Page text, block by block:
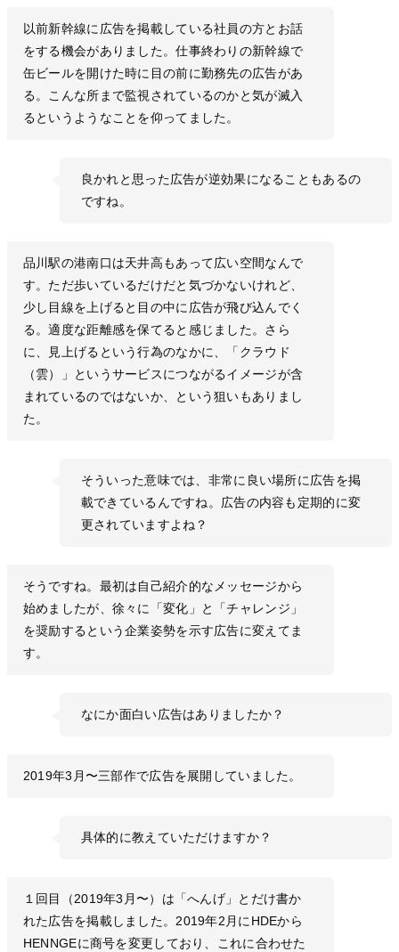
以前新幹線に広告を掲載している社員の方とお話
をする機会がありました。仕事終わりの新幹線で
缶ビールを開けた時に目の前に勤務先の広告があ
る。こんな所まで監視されているのかと気が滅入
るというようなことを仰ってました。
良かれと思った広告が逆効果になることもあるの
ですね。
品川駅の港南口は天井高もあって広い空間なんで
す。ただ歩いているだけだと気づかないけれど、
少し目線を上げると目の中に広告が飛び込んでく
る。適度な距離感を保てると感じました。さら
に、見上げるという行為のなかに、「クラウド
（雲）」というサービスにつながるイメージが含
まれているのではないか、という狙いもありまし
た。
そういった意味では、非常に良い場所に広告を掲
載できているんですね。広告の内容も定期的に変
更されていますよね？
そうですね。最初は自己紹介的なメッセージから
始めましたが、徐々に「変化」と「チャレンジ」
を奨励するという企業姿勢を示す広告に変えてま
す。
なにか面白い広告はありましたか？
2019年3月〜三部作で広告を展開していました。
具体的に教えていただけますか？
１回目（2019年3月〜）は「へんげ」とだけ書か
れた広告を掲載しました。2019年2月にHDEから
HENNGEに商号を変更しており、これに合わせた